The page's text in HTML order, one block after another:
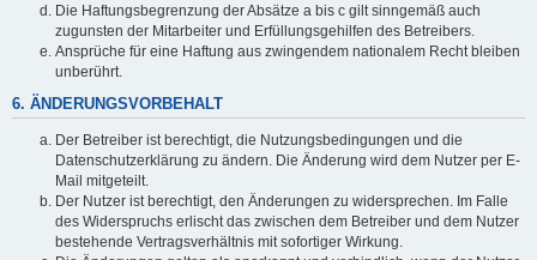
Die Haftungsbegrenzung der Absätze a bis c gilt sinngemäß auch
zugunsten der Mitarbeiter und Erfüllungsgehilfen des Betreibers.
Ansprüche für eine Haftung aus zwingendem nationalem Recht bleiben
unberührt.
6. ÄNDERUNGSVORBEHALT
Der Betreiber ist berechtigt, die Nutzungsbedingungen und die
Datenschutzerklärung zu ändern. Die Änderung wird dem Nutzer per E-
Mail mitgeteilt.
Der Nutzer ist berechtigt, den Änderungen zu widersprechen. Im Falle
des Widerspruchs erlischt das zwischen dem Betreiber und dem Nutzer
bestehende Vertragsverhältnis mit sofortiger Wirkung.